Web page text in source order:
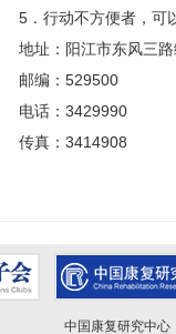
5．行动不方便者，可
地址：阳江市东风三路
邮编：529500
电话：3429990
传真：3414908
中国康复研究中心